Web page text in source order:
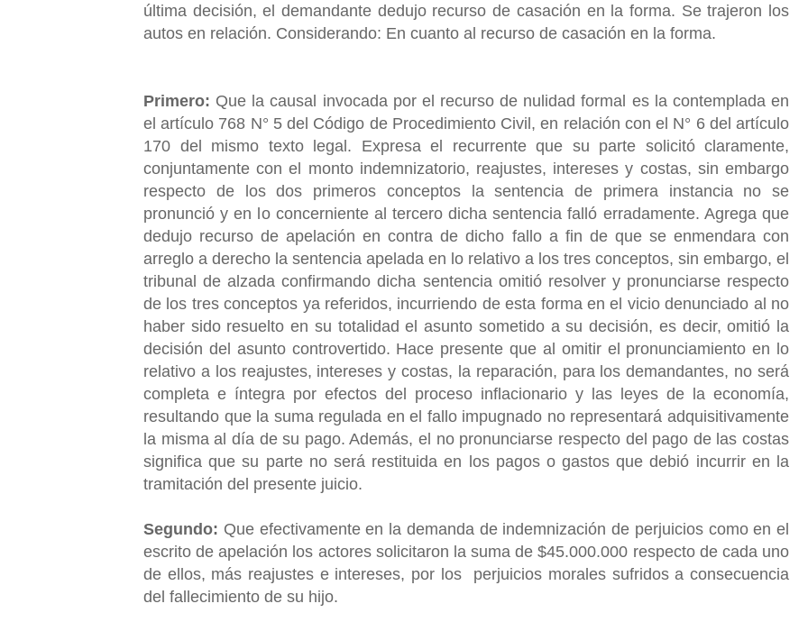
última decisión, el demandante dedujo recurso de casación en la forma. Se trajeron los
autos en relación. Considerando: En cuanto al recurso de casación en la forma.
Primero: Que la causal invocada por el recurso de nulidad formal es la contemplada en
el artículo 768 N° 5 del Código de Procedimiento Civil, en relación con el N° 6 del artículo
170 del mismo texto legal. Expresa el recurrente que su parte solicitó claramente,
conjuntamente con el monto indemnizatorio, reajustes, intereses y costas, sin embargo
respecto de los dos primeros conceptos la sentencia de primera instancia no se
pronunció y en lo concerniente al tercero dicha sentencia falló erradamente. Agrega que
dedujo recurso de apelación en contra de dicho fallo a fin de que se enmendara con
arreglo a derecho la sentencia apelada en lo relativo a los tres conceptos, sin embargo, el
tribunal de alzada confirmando dicha sentencia omitió resolver y pronunciarse respecto
de los tres conceptos ya referidos, incurriendo de esta forma en el vicio denunciado al no
haber sido resuelto en su totalidad el asunto sometido a su decisión, es decir, omitió la
decisión del asunto controvertido. Hace presente que al omitir el pronunciamiento en lo
relativo a los reajustes, intereses y costas, la reparación, para los demandantes, no será
completa e íntegra por efectos del proceso inflacionario y las leyes de la economía,
resultando que la suma regulada en el fallo impugnado no representará adquisitivamente
la misma al día de su pago. Además, el no pronunciarse respecto del pago de las costas
significa que su parte no será restituida en los pagos o gastos que debió incurrir en la
tramitación del presente juicio.
Segundo: Que efectivamente en la demanda de indemnización de perjuicios como en el
escrito de apelación los actores solicitaron la suma de $45.000.000 respecto de cada uno
de ellos, más reajustes e intereses, por los perjuicios morales sufridos a consecuencia
del fallecimiento de su hijo.